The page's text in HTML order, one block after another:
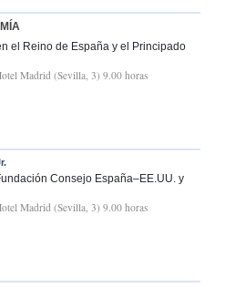
el Reino de España y el Principado
Madrid (Sevilla, 3) 9.00 horas
Consejo España–EE.UU. y
Madrid (Sevilla, 3) 9.00 horas